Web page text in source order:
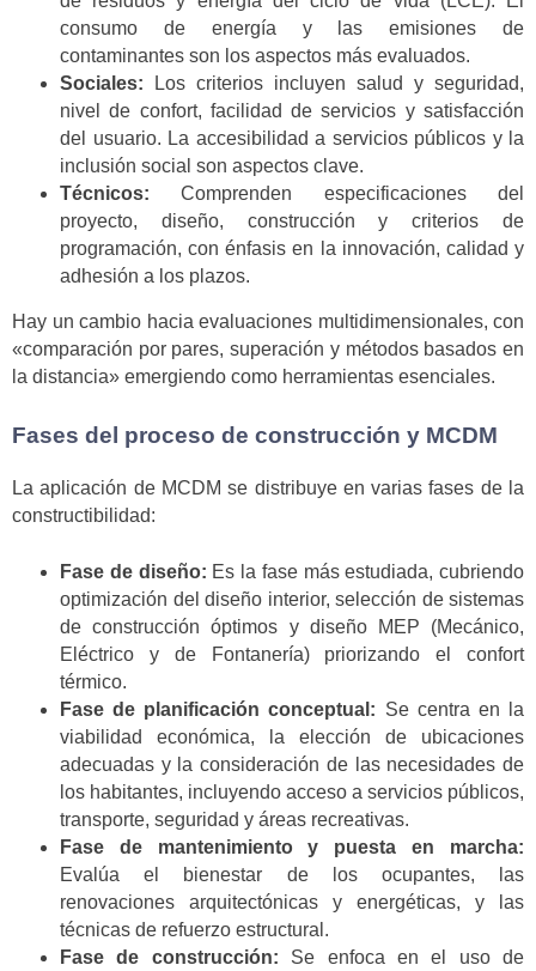
consumo de energía y las emisiones de
contaminantes son los aspectos más evaluados.
Sociales: Los criterios incluyen salud y seguridad,
nivel de confort, facilidad de servicios y satisfacción
del usuario. La accesibilidad a servicios públicos y la
inclusión social son aspectos clave.
Técnicos: Comprenden especificaciones del
proyecto, diseño, construcción y criterios de
programación, con énfasis en la innovación, calidad y
adhesión a los plazos.
Hay un cambio hacia evaluaciones multidimensionales, con
«comparación por pares, superación y métodos basados en
la distancia» emergiendo como herramientas esenciales.
Fases del proceso de construcción y MCDM
La aplicación de MCDM se distribuye en varias fases de la
constructibilidad:
Fase de diseño: Es la fase más estudiada, cubriendo
optimización del diseño interior, selección de sistemas
de construcción óptimos y diseño MEP (Mecánico,
Eléctrico y de Fontanería) priorizando el confort
térmico.
Fase de planificación conceptual: Se centra en la
viabilidad económica, la elección de ubicaciones
adecuadas y la consideración de las necesidades de
los habitantes, incluyendo acceso a servicios públicos,
transporte, seguridad y áreas recreativas.
Fase de mantenimiento y puesta en marcha:
Evalúa el bienestar de los ocupantes, las
renovaciones arquitectónicas y energéticas, y las
técnicas de refuerzo estructural.
Fase de construcción: Se enfoca en el uso de